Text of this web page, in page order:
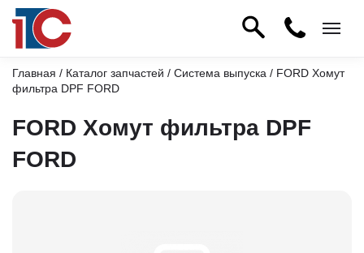
Главная / Каталог запчастей / Система выпуска / FORD Хомут
фильтра DPF FORD
FORD Хомут фильтра DPF
FORD